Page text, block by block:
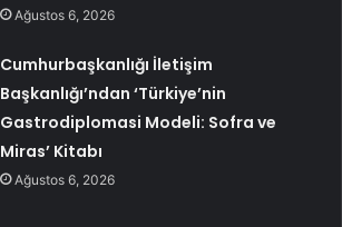
Ağustos 6, 2026
Cumhurbaşkanlığı İletişim
Başkanlığı’ndan ‘Türkiye’nin
Gastrodiplomasi Modeli: Sofra ve
Miras’ Kitabı
Ağustos 6, 2026